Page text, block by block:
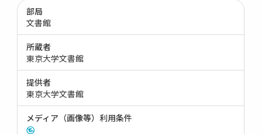
部局
文書館
所蔵者
東京大学文書館
提供者
東京大学文書館
メディア（画像等）利用条件